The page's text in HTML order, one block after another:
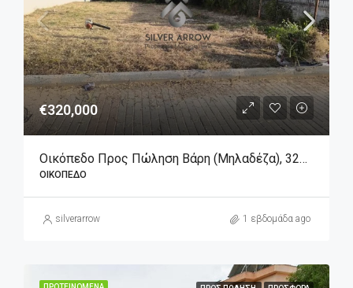
€320,000
Οικόπεδο Προς Πώληση Βάρη (Μηλαδέζα), 320.000€, 230 Τ.μ.
ΟΙΚΌΠΕΔΟ
silverarrow 1 εβδομάδα ago